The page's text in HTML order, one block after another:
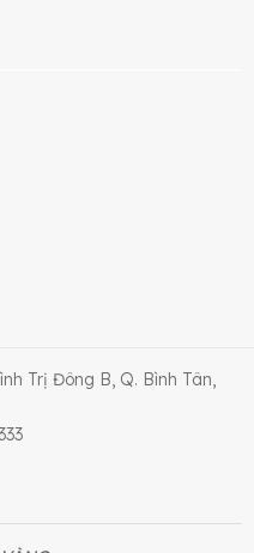
Trị Đông B, Q. Bình Tân,